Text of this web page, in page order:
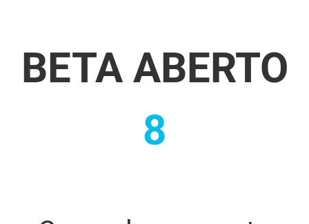
BETA ABERTO
8